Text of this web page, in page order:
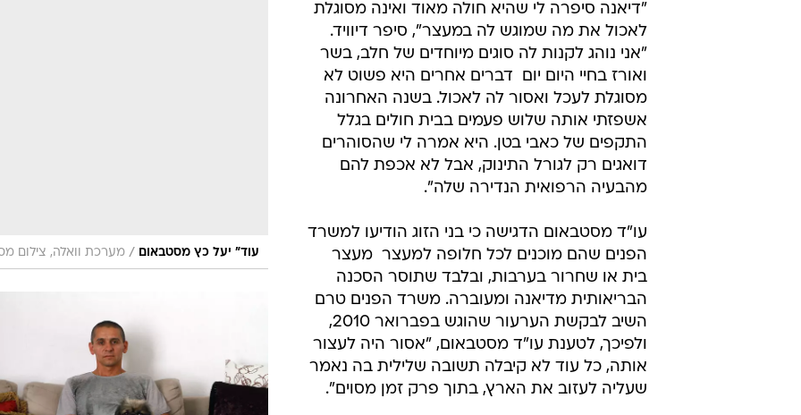
עוד" יעל כץ מסטבאום / מערכת וואלה, צילום
"דיאנה סיפרה לי שהיא חולה מאוד ואינה מסוגלת
לאכול את מה שמוגש לה במעצר", סיפר דיוויד.
"אני נוהג לקנות לה סוגים מיוחדים של חלב, בשר
ואורז בחיי היום יום  דברים אחרים היא פשוט לא
מסוגלת לעכל ואסור לה לאכול. בשנה האחרונה
אשפזתי אותה שלוש פעמים בבית חולים בגלל
התקפים של כאבי בטן. היא אמרה לי שהסוהרים
דואגים רק לגורל התינוק, אבל לא אכפת להם
מהבעיה הרפואית הנדירה שלה".
עו"ד מסטבאום הדגישה כי בני הזוג הודיעו למשרד
הפנים שהם מוכנים לכל חלופה למעצר  מעצר
בית או שחרור בערבות, ובלבד שתוסר הסכנה
הבריאותית מדיאנה ומעוברה. משרד הפנים טרם
השיב לבקשת הערעור שהוגש בפברואר 2010,
ולפיכך, לטענת עו"ד מסטבאום, "אסור היה לעצור
אותה, כל עוד לא קיבלה תשובה שלילית בה נאמר
שעליה לעזוב את הארץ, בתוך פרק זמן מסוים".